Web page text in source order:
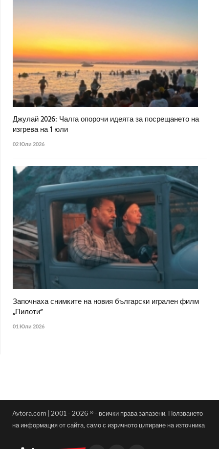
Джулай 2026: Чалга опорочи идеята за посрещането на
изгрева на 1 юли
02 Юли 2026
Започнаха снимките на новия български игрален филм
„Пилоти“
01 Юли 2026
Avtora.com | 2001 - 2026 ® - всички права запазени. Ползването
на информация от сайта, само с изричното цитиране на източника